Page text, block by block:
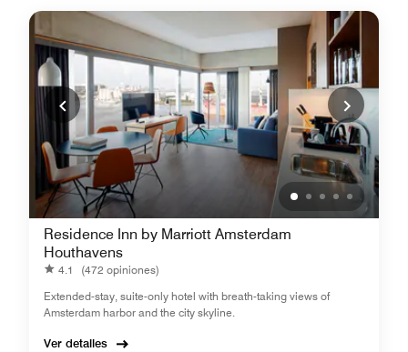
Residence Inn by Marriott Amsterdam
Houthavens
4.1
(472 opiniones)
Extended-stay, suite-only hotel with breath-taking views of
Amsterdam harbor and the city skyline.
Ver detalles